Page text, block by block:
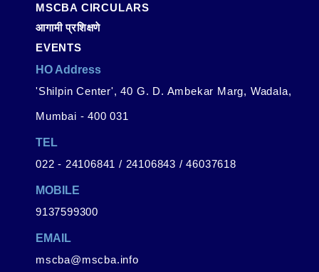
MSCBA CIRCULARS
आगामी प्रशिक्षणे
EVENTS
HO Address
'Shilpin Center', 40 G. D. Ambekar Marg, Wadala,
Mumbai - 400 031
TEL
022 - 24106841 / 24106843 / 46037618
MOBILE
9137599300
EMAIL
mscba@mscba.info